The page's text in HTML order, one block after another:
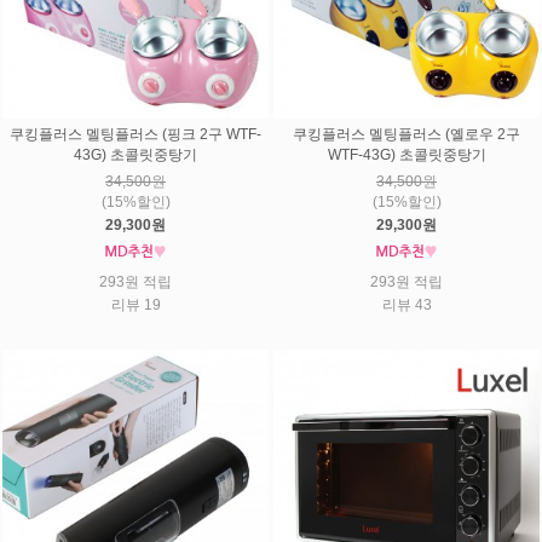
쿠킹플러스 멜팅플러스 (핑크 2구 WTF-
43G) 초콜릿중탕기
34,500원
(15%할인)
29,300원
293원 적립
리뷰 19
쿠킹플러스 멜팅플러스 (옐로우 2구
WTF-43G) 초콜릿중탕기
34,500원
(15%할인)
29,300원
293원 적립
리뷰 43